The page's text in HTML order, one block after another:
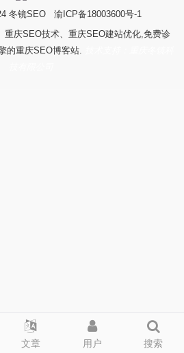
文章 用户 搜索
冬镜SEO
渝ICP备18003600号-1
重庆SEO技术、重庆SEO建站优化,免费诊
的重庆SEO博客站.